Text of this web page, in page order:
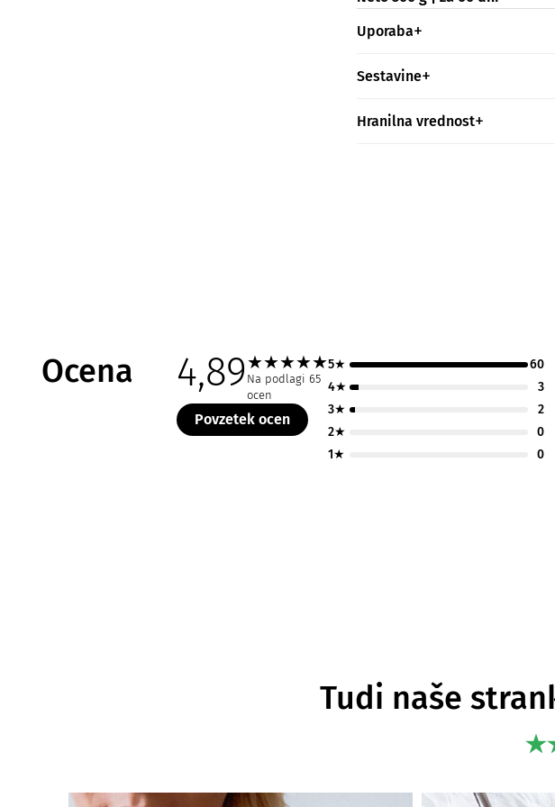
Uporaba
Sestavine
Hranilna vrednost
Ocena 4,89★★★★★
Na podlagi 65
ocen
Povzetek ocen
5★
60
4★
3
3★
2
2★
0
1★
0
Tudi naše